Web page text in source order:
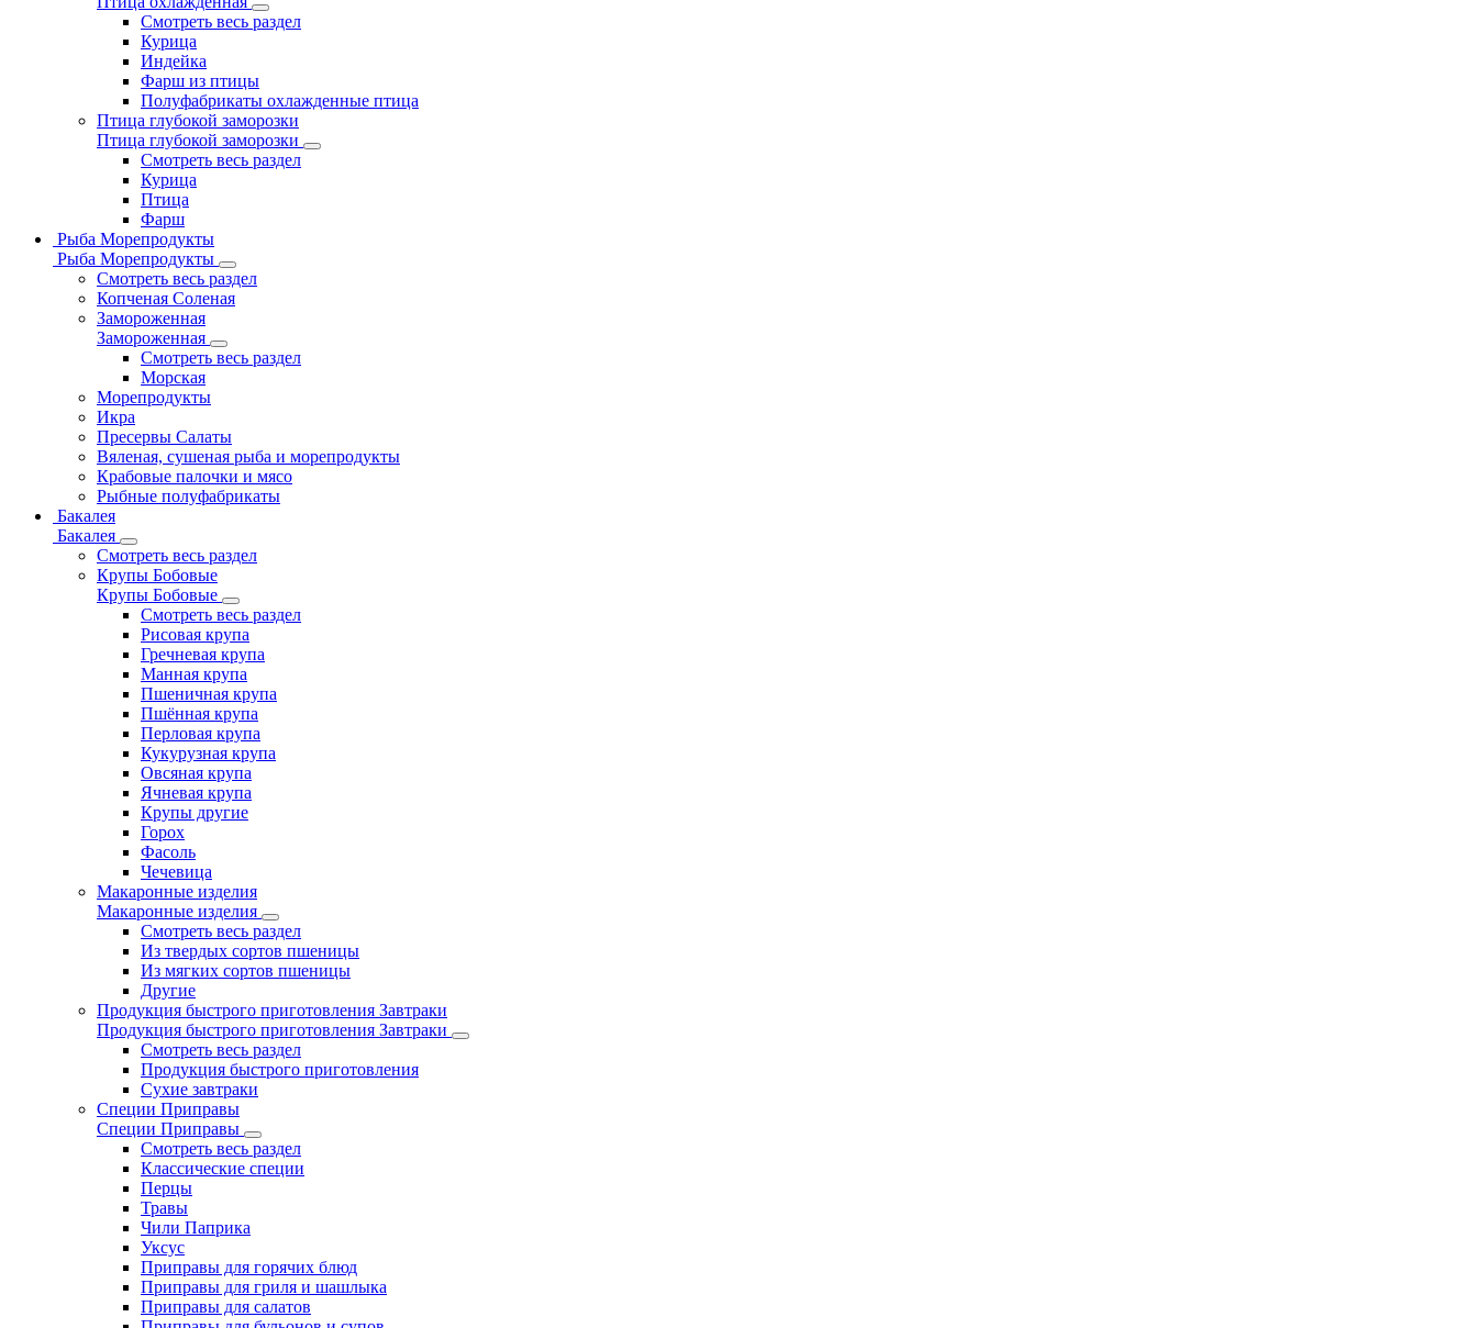
Смотреть весь раздел
Курица
Индейка
Фарш из птицы
Полуфабрикаты охлажденные птица
Птица глубокой заморозки
Птица глубокой заморозки
Смотреть весь раздел
Курица
Птица
Фарш
Рыба Морепродукты
Рыба Морепродукты
Смотреть весь раздел
Копченая Соленая
Замороженная
Замороженная
Смотреть весь раздел
Морская
Морепродукты
Икра
Пресервы Салаты
Вяленая, сушеная рыба и морепродукты
Крабовые палочки и мясо
Рыбные полуфабрикаты
Бакалея
Бакалея
Смотреть весь раздел
Крупы Бобовые
Крупы Бобовые
Смотреть весь раздел
Рисовая крупа
Гречневая крупа
Манная крупа
Пшеничная крупа
Пшённая крупа
Перловая крупа
Кукурузная крупа
Овсяная крупа
Ячневая крупа
Крупы другие
Горох
Фасоль
Чечевица
Макаронные изделия
Макаронные изделия
Смотреть весь раздел
Из твердых сортов пшеницы
Из мягких сортов пшеницы
Другие
Продукция быстрого приготовления Завтраки
Продукция быстрого приготовления Завтраки
Смотреть весь раздел
Продукция быстрого приготовления
Сухие завтраки
Специи Приправы
Специи Приправы
Смотреть весь раздел
Классические специи
Перцы
Травы
Чили Паприка
Уксус
Приправы для горячих блюд
Приправы для гриля и шашлыка
Приправы для салатов